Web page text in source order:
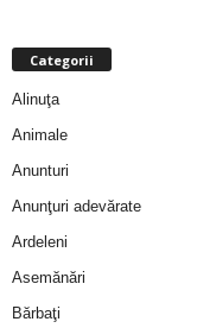
Categorii
Alinuţa
Animale
Anunturi
Anunţuri adevărate
Ardeleni
Asemănări
Bărbaţi